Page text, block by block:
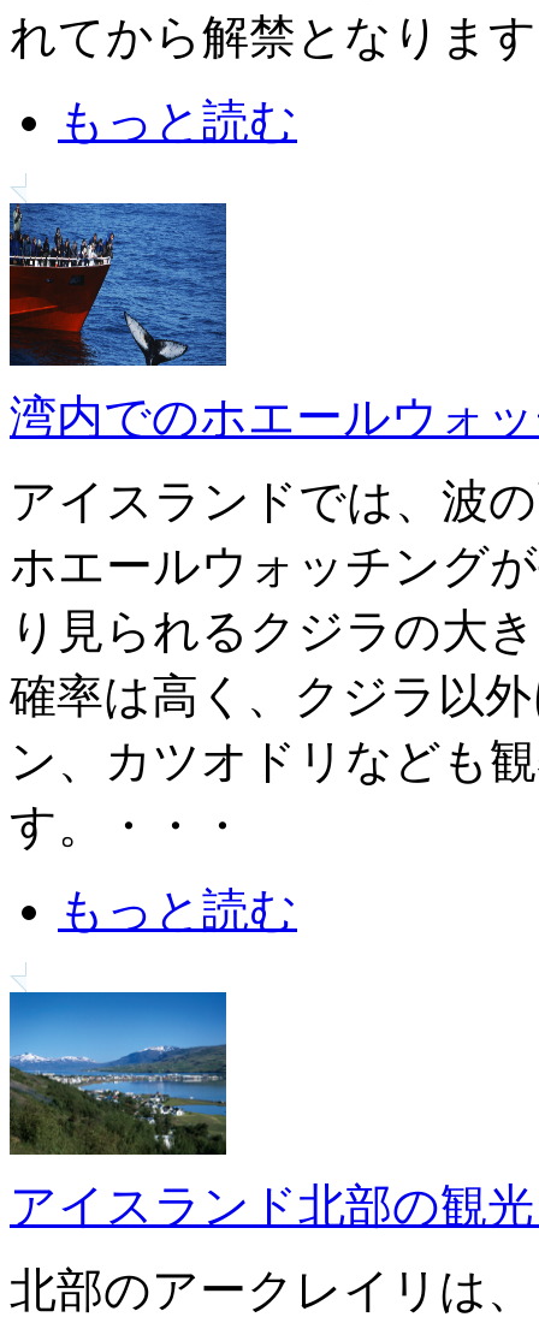
れてから解禁となりま
もっと読む
湾内でのホエールウォ
アイスランドでは、波
ホエールウォッチング
り見られるクジラの大
確率は高く、クジラ以
ン、カツオドリなども
す。・・・
もっと読む
アイスランド北部の観
北部のアークレイリは